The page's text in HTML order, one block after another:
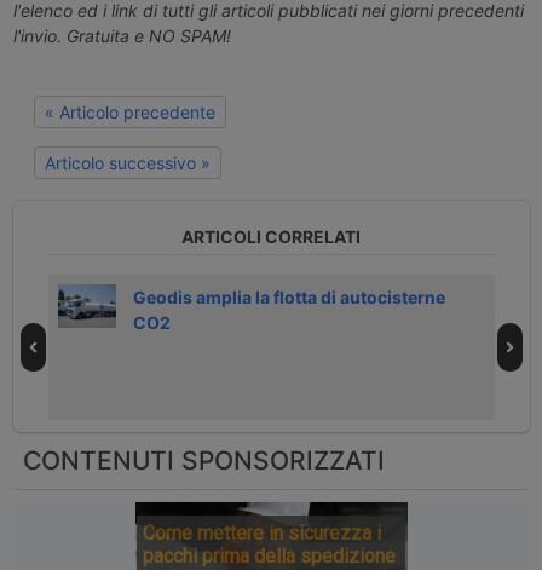
l'elenco ed i link di tutti gli articoli pubblicati nei giorni precedenti
l'invio. Gratuita e NO SPAM!
« Articolo precedente
Articolo successivo »
ARTICOLI CORRELATI
Geodis amplia la flotta di autocisterne
CO2
CONTENUTI SPONSORIZZATI
Come mettere in sicurezza i
pacchi prima della spedizione